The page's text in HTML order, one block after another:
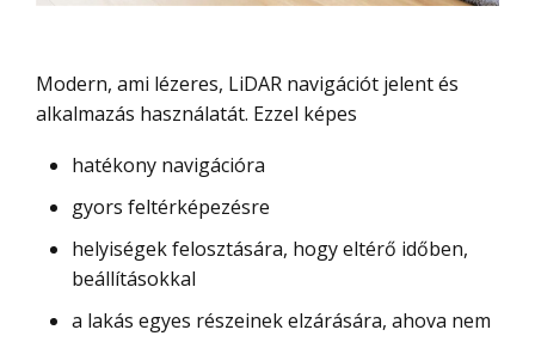
Modern, ami lézeres, LiDAR navigációt jelent és
alkalmazás használatát. Ezzel képes
hatékony navigációra
gyors feltérképezésre
helyiségek felosztására, hogy eltérő időben,
beállításokkal
a lakás egyes részeinek elzárására, ahova nem